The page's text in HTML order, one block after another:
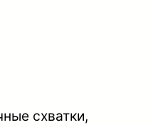
схватки,